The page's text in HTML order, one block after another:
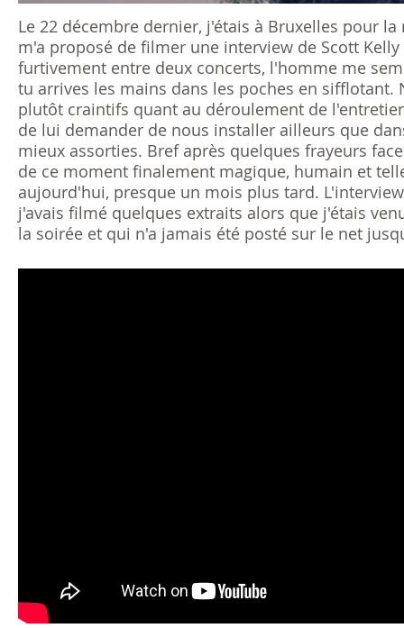
iLe 22 décembre dernier, j'étais à Bruxelles pour
m'a proposé de filmer une interview de Scott
furtivement entre deux concerts, l'homme me
tu arrives les mains dans les poches en
plutôt craintifs quant au déroulement de
de lui demander de nous installer ailleurs que
mieux assorties. Bref après quelques frayeurs
de ce moment finalement magique, humain et
aujourd'hui, presque un mois plus tard.
j'avais filmé quelques extraits alors que j'étais
la soirée et qui n'a jamais été posté sur le net